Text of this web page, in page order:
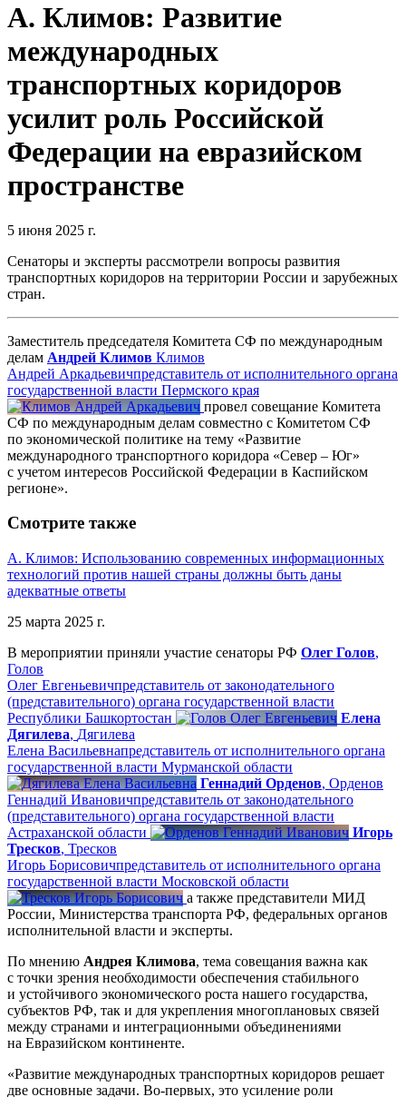
А. Климов: Развитие
международных
транспортных коридоров
усилит роль Российской
Федерации на евразийском
пространстве
5 июня 2025 г.
Сенаторы и эксперты рассмотрели вопросы развития
транспортных коридоров на территории России и зарубежных
стран.
Заместитель председателя Комитета СФ по международным
делам Андрей Климов Климов
Андрей Аркадьевичпредставитель от исполнительного органа
государственной власти Пермского края
провел совещание Комитета
СФ по международным делам совместно с Комитетом СФ
по экономической политике на тему «Развитие
международного транспортного коридора «Север – Юг»
с учетом интересов Российской Федерации в Каспийском
регионе».
Смотрите также
А. Климов: Использованию современных информационных
технологий против нашей страны должны быть даны
адекватные ответы
25 марта 2025 г.
В мероприятии приняли участие сенаторы РФ Олег Голов,
Голов
Олег Евгеньевичпредставитель от законодательного
(представительного) органа государственной власти
Республики Башкортостан
Елена
Дягилева, Дягилева
Елена Васильевнапредставитель от исполнительного органа
государственной власти Мурманской области
Геннадий Орденов, Орденов
Геннадий Ивановичпредставитель от законодательного
(представительного) органа государственной власти
Астраханской области
Игорь
Тресков, Тресков
Игорь Борисовичпредставитель от исполнительного органа
государственной власти Московской области
а также представители МИД
России, Министерства транспорта РФ, федеральных органов
исполнительной власти и эксперты.
По мнению Андрея Климова, тема совещания важна как
с точки зрения необходимости обеспечения стабильного
и устойчивого экономического роста нашего государства,
субъектов РФ, так и для укрепления многоплановых связей
между странами и интеграционными объединениями
на Евразийском континенте.
«Развитие международных транспортных коридоров решает
две основные задачи. Во‑первых, это усиление роли